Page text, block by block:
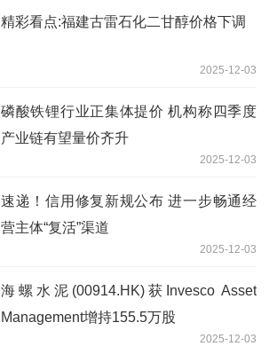
精彩看点:福建古雷石化二甘醇价格下调
2025-12-03
磷酸铁锂行业正集体提价 机构称四季度
产业链有望量价齐升
2025-12-03
速递！信用修复新规公布 进一步畅通经
营主体“复活”渠道
2025-12-03
海螺水泥(00914.HK)获Invesco Asset
Management增持155.5万股
2025-12-03